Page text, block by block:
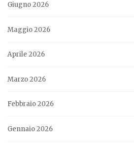
Giugno 2026
Maggio 2026
Aprile 2026
Marzo 2026
Febbraio 2026
Gennaio 2026